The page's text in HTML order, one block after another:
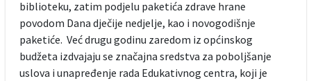
biblioteku, zatim podjelu paketića zdrave hrane
povodom Dana dječije nedjelje, kao i novogodišnje
paketiće. Već drugu godinu zaredom iz općinskog
budžeta izdvajaju se značajna sredstva za poboljšanje
uslova i unapređenje rada Edukativnog centra, koji je